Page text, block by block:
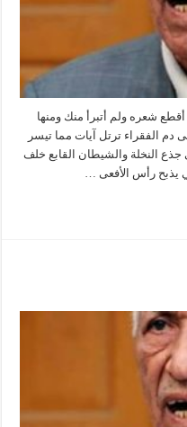
شعره ولم أتبرأ منك ومنها
دم الفقراء ترتل آيات مما تيسر
النخلة والشيطان القابع خلف
يذبح رأس الأفعى …